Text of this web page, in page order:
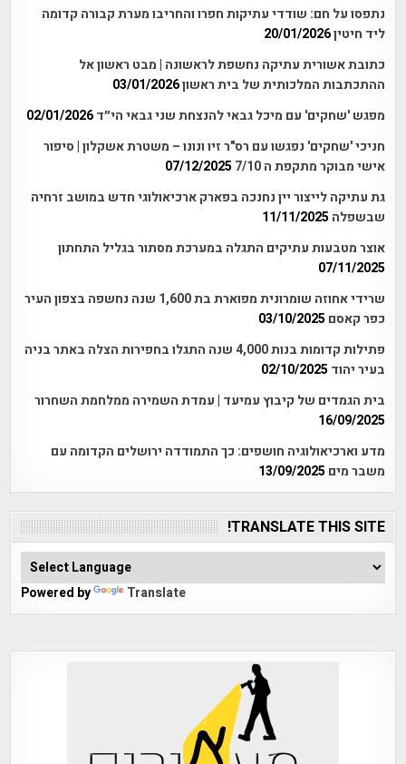
נתפסו על חם: שודדי עתיקות חפרו והחריבו מערת קבורה קדומה
ליד חיטין20/01/2026
כתובת אשורית עתיקה נחשפת לראשונה | מבט ראשון אל
ההתכתבות המלכותית של בית ראשון03/01/2026
מפגש 'שחקים' עם מיכל גבאי להנצחת שני גבאי הי״ד 02/01/2026
חניכי 'שחקים' נפגשו עם רס"ר זיו ונונו – משטרת אשקלון | סיפור
אישי מבוקר מתקפת ה 7/10
07/12/2025
גת עתיקה לייצור יין נחנכה בפארק ארכיאולוגי חדש במושב זרחיה
שבשפלה 11/11/2025
אוצר מטבעות עתיקים התגלה במערכת מסתור בגליל התחתון
07/11/2025
שרידי אחוזה שומרונית מפוארת בת 1,600 שנה נחשפה בצפון העיר
כפר קאסם 03/10/2025
פתילות קדומות בנות 4,000 שנה התגלו בחפירות הצלה באתר בניה
בעיר יהוד 02/10/2025
בית הגמדים של קיבוץ עמיעד | עמדת השמירה ממלחמת השחרור
16/09/2025
מדע וארכיאולוגיה חושפים: כך התמודדה ירושלים הקדומה עם
משבר מים 13/09/2025
TRANSLATE THIS SITE!
Powered by Translate